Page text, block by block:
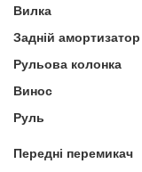
Вилка
Задній амортизатор
Рульова колонка
Винос
Руль
Передні перемикач